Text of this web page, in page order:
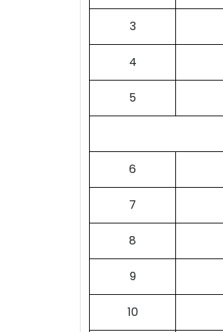
3
4
5
6
7
8
9
10